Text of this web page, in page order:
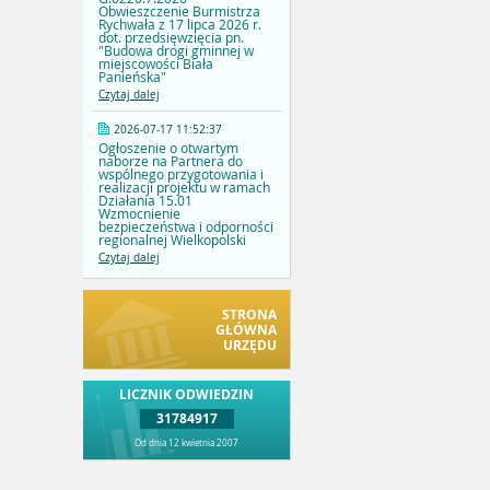
Obwieszczenie Burmistrza
Rychwała z 17 lipca 2026 r.
dot. przedsięwzięcia pn.
"Budowa drogi gminnej w
miejscowości Biała
Panieńska"
Czytaj dalej
2026-07-17 11:52:37
Ogłoszenie o otwartym
naborze na Partnera do
wspólnego przygotowania i
realizacji projektu w ramach
Działania 15.01
Wzmocnienie
bezpieczeństwa i odporności
regionalnej Wielkopolski
Czytaj dalej
STRONA
GŁÓWNA
URZĘDU
LICZNIK ODWIEDZIN
31784917
Od dnia 12 kwietnia 2007